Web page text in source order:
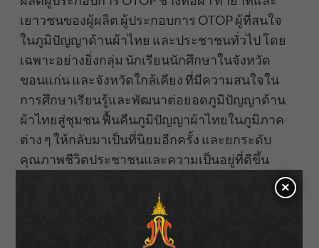
เยาวชนของผู้ผลิต ผู้ประกอบการ OTOP ผู้ที่สนใจ
ในภูมิปัญญาด้านผ้าไทย และประชาชนทั่วไป โดย
เฉพาะอย่างยิ่งกลุ่ม นักเรียนนักศึกษาในจังหวัด
ขอนแก่น และจังหวัดใกล้เคียง ที่มีความสนใจใน
การศึกษาเรียนรู้และพัฒนาต่อยอดภูมิปัญญาด้าน
ผ้าไทยสู่ชุมชน ฟื้นคืนภูมิปัญญาผ้าไทยในภูมิภาค
ต่าง ๆ ให้กลับมาเป็นที่นิยมอีกครั้ง และยกระดับ
คุณภาพชีวิตประชาชนและความเป็นอยู่ที่ดีขึ้น
จากภูมิปัญญาการทอผ้าของไทย เพื่อให้กลุ่มเป้า
หมายจะได้รับความรู้ภูมิปัญญาผ้าไทย และงาน
หัตถกรรมไทยตามเทรนด์แฟชั่นที่ร่วมสมัย จาก
ทีมผู้เชี่ยวชาญ และวิทยากรที่เข้ามาให้ความรู้แก่
×